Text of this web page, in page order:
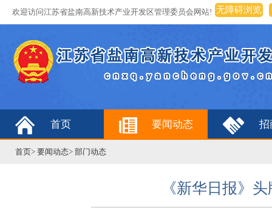
欢迎访问江苏省盐南高新技术产业开发区管理委员会网站! 无障碍浏览
首页 要闻动态 招
首页> 要闻动态> 部门动态
《新华日报》